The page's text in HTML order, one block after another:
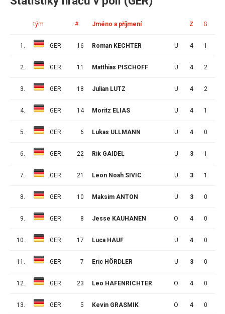
tým # Jméno a příjmení Z G
1. GER 16 Roman KECHTER U 4 1
2. GER 11 Matthias PISCHOFF U 4 2
3. GER 18 Julian LUTZ U 4 2
4. GER 14 Moritz ELIAS U 4 1
5. GER 6 Lukas ULLMANN U 4 0
6. GER 22 Rik GAIDEL U 3 1
7. GER 21 Leon Noah SIVIC U 3 1
8. GER 10 Maksim ANTON U 3 0
9. GER 8 Jesse KAUHANEN O 4 0
10. GER 17 Luca HAUF U 4 0
11. GER 7 Eric HÖRDLER U 3 0
12. GER 23 Leo HAFENRICHTER O 4 0
13. GER 5 Kevin GRASMIK O 4 0